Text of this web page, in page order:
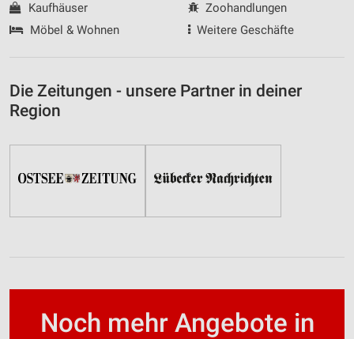
Kaufhäuser
Möbel & Wohnen
Zoohandlungen
Weitere Geschäfte
Die Zeitungen - unsere Partner in deiner
Region
Noch mehr Angebote in